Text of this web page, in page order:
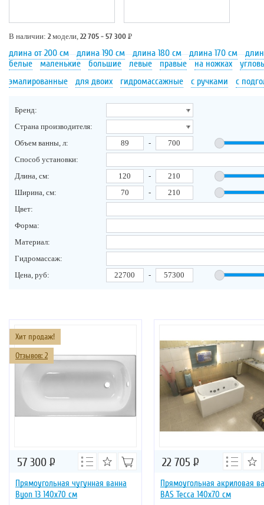
В наличии: 2 модели, 22 705 - 57 300 Р
длина от 200 см длина 190 см длина 180 см длина 170 см
белые
маленькие большие левые правые на ножках
эмалированные
для двоих гидромассажные с ручками с
Бренд:
Страна производителя:
Объем ванны, л:
-
Способ установки:
Длина, см:
-
Ширина, см:
-
Цвет:
Форма:
Материал:
Гидромассаж:
Цена, руб:
-
Хит продаж!
Отзывов: 2
Прямоугольная чугунная ванна
Byon 13 140х70 см
57 300 Р
Прямоугольная акриловая
BAS Тесса 140х70 см
22 705 Р